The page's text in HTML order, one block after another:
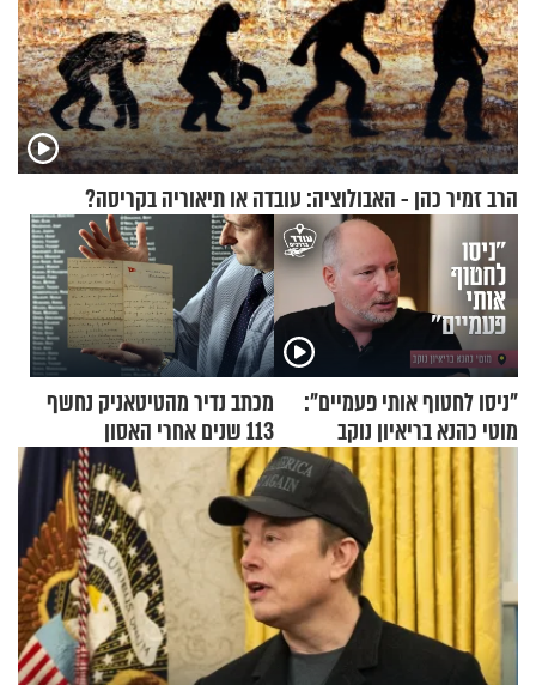
הרב זמיר כהן - האבולוציה: עובדה או תיאוריה בקריסה?
"ניסו לחטוף אותי פעמיים":
מוטי כהנא בריאיון נוקב
מכתב נדיר מהטיטאניק נחשף
113 שנים אחרי האסון